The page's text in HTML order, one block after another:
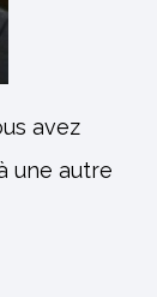
avez
une autre